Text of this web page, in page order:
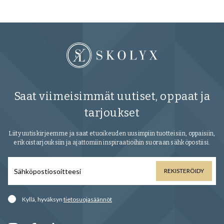
Saat viimeisimmät uutiset, oppaat ja
tarjoukset
Liity uutiskirjeemme ja saat etuoikeuden uusimpiin tuotteisiin, oppaisiin,
erikoistarjouksiin ja ajattomiin inspiraatioihin suoraan sähköpostiisi.
REKISTERÖIDY
Kyllä, hyväksyn tietosuojasäännöt